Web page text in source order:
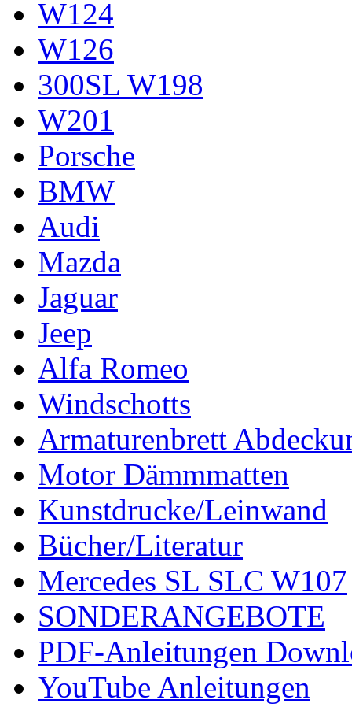
W124
W126
300SL W198
W201
Porsche
BMW
Audi
Mazda
Jaguar
Jeep
Alfa Romeo
Windschotts
Armaturenbrett
Motor Dämmmatten
Kunstdrucke/Leinwand
Bücher/Literatur
Mercedes SL SLC W107
SONDERANGEBOTE
PDF-Anleitungen
YouTube Anleitungen